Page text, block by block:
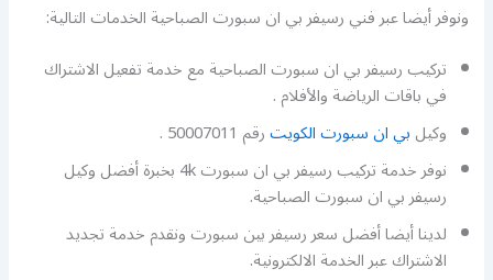
ونوفر أيضا عبر فني رسيفر بي ان سبورت الصباحية الخدمات التالية:
تركيب رسيفر بي ان سبورت الصباحية مع خدمة تفعيل الاشتراك
في باقات الرياضة والأفلام .
وكيلبي ان سبورت الكويترقم 50007011 .
نوفر خدمة تركيب رسيفر بي ان سبورت 4k بخبرة أفضل وكيل
رسيفر بي ان سبورت الصباحية.
لدينا أيضا أفضل سعر رسيفر بين سبورت ونقدم خدمة تجديد
الاشتراك عبر الخدمة الالكترونية.